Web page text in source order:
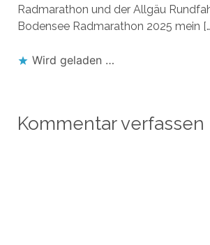
Radmarathon und der Allgäu
Bodensee Radmarathon 2025 mein
Wird geladen …
Kommentar verfassen